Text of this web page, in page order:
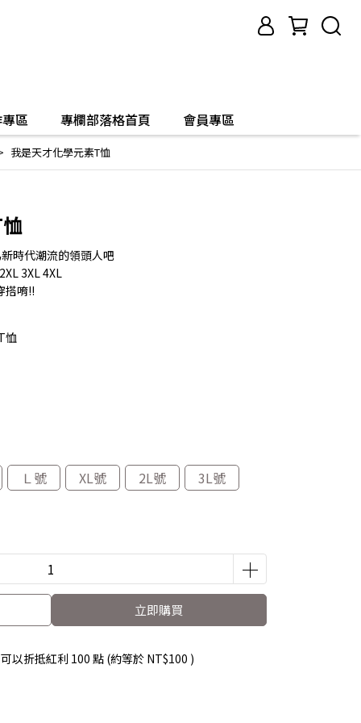
區 專欄部落格首頁 會員專區
我是天才化學元素T恤
時代潮流的領頭人吧
3XL 4XL
搭唷!!
恤
Ｌ號 XL號 2L號 3L號
立即購買
以折抵紅利 100 點 (約等於 NT$100 )